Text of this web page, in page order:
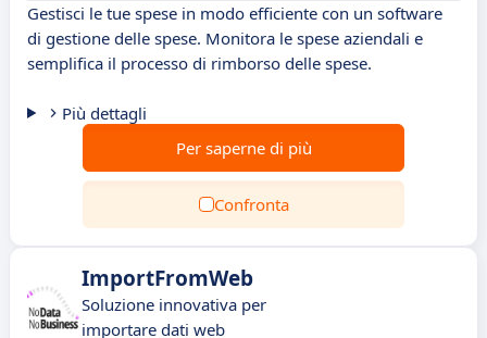
Gestisci le tue spese in modo efficiente con un software
di gestione delle spese. Monitora le spese aziendali e
semplifica il processo di rimborso delle spese.
Più dettagli
Per saperne di più
Confronta
ImportFromWeb
Soluzione innovativa per
importare dati web